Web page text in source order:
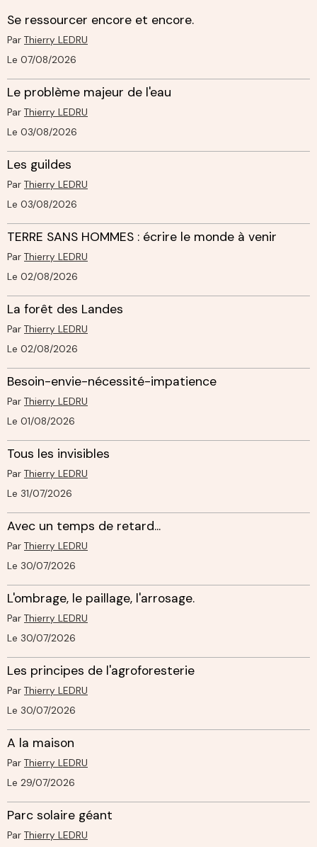
Se ressourcer encore et encore.
Par Thierry LEDRU
Le 07/08/2026
Le problème majeur de l'eau
Par Thierry LEDRU
Le 03/08/2026
Les guildes
Par Thierry LEDRU
Le 03/08/2026
TERRE SANS HOMMES : écrire le monde à venir
Par Thierry LEDRU
Le 02/08/2026
La forêt des Landes
Par Thierry LEDRU
Le 02/08/2026
Besoin-envie-nécessité-impatience
Par Thierry LEDRU
Le 01/08/2026
Tous les invisibles
Par Thierry LEDRU
Le 31/07/2026
Avec un temps de retard...
Par Thierry LEDRU
Le 30/07/2026
L'ombrage, le paillage, l'arrosage.
Par Thierry LEDRU
Le 30/07/2026
Les principes de l'agroforesterie
Par Thierry LEDRU
Le 30/07/2026
A la maison
Par Thierry LEDRU
Le 29/07/2026
Parc solaire géant
Par Thierry LEDRU